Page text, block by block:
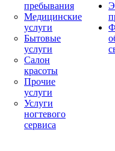
пребывания
Медицинские
услуги
Бытовые
услуги
Салон
красоты
Прочие
услуги
Услуги
ногтевого
сервиса